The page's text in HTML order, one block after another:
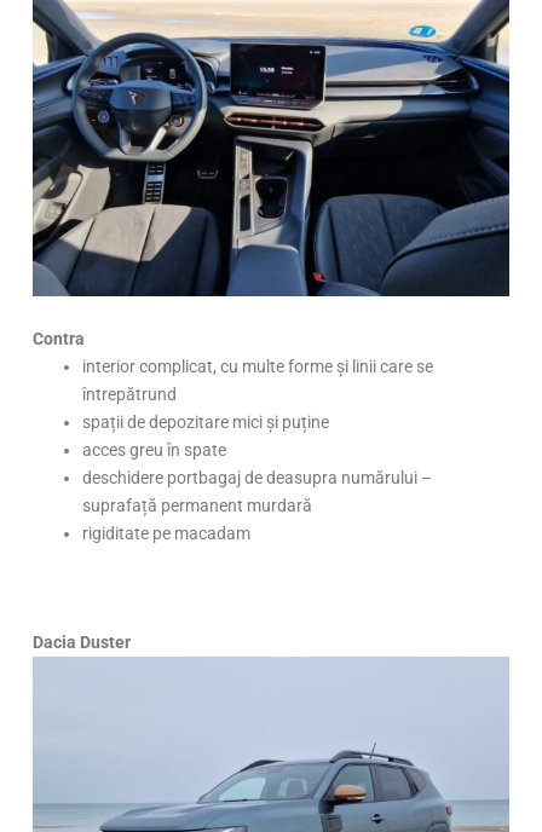
Contra
interior complicat, cu multe forme și linii care se
întrepătrund
spații de depozitare mici și puține
acces greu în spate
deschidere portbagaj de deasupra numărului –
suprafață permanent murdară
rigiditate pe macadam
Dacia Duster